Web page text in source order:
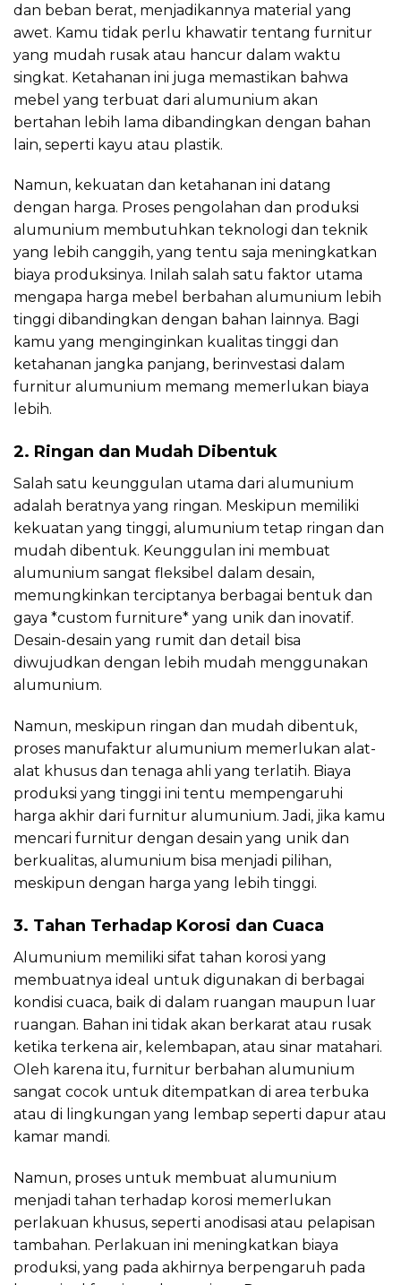
dan beban berat, menjadikannya material yang
awet. Kamu tidak perlu khawatir tentang furnitur
yang mudah rusak atau hancur dalam waktu
singkat. Ketahanan ini juga memastikan bahwa
mebel yang terbuat dari alumunium akan
bertahan lebih lama dibandingkan dengan bahan
lain, seperti kayu atau plastik.
Namun, kekuatan dan ketahanan ini datang
dengan harga. Proses pengolahan dan produksi
alumunium membutuhkan teknologi dan teknik
yang lebih canggih, yang tentu saja meningkatkan
biaya produksinya. Inilah salah satu faktor utama
mengapa harga mebel berbahan alumunium lebih
tinggi dibandingkan dengan bahan lainnya. Bagi
kamu yang menginginkan kualitas tinggi dan
ketahanan jangka panjang, berinvestasi dalam
furnitur alumunium memang memerlukan biaya
lebih.
2. Ringan dan Mudah Dibentuk
Salah satu keunggulan utama dari alumunium
adalah beratnya yang ringan. Meskipun memiliki
kekuatan yang tinggi, alumunium tetap ringan dan
mudah dibentuk. Keunggulan ini membuat
alumunium sangat fleksibel dalam desain,
memungkinkan terciptanya berbagai bentuk dan
gaya *custom furniture* yang unik dan inovatif.
Desain-desain yang rumit dan detail bisa
diwujudkan dengan lebih mudah menggunakan
alumunium.
Namun, meskipun ringan dan mudah dibentuk,
proses manufaktur alumunium memerlukan alat-
alat khusus dan tenaga ahli yang terlatih. Biaya
produksi yang tinggi ini tentu mempengaruhi
harga akhir dari furnitur alumunium. Jadi, jika kamu
mencari furnitur dengan desain yang unik dan
berkualitas, alumunium bisa menjadi pilihan,
meskipun dengan harga yang lebih tinggi.
3. Tahan Terhadap Korosi dan Cuaca
Alumunium memiliki sifat tahan korosi yang
membuatnya ideal untuk digunakan di berbagai
kondisi cuaca, baik di dalam ruangan maupun luar
ruangan. Bahan ini tidak akan berkarat atau rusak
ketika terkena air, kelembapan, atau sinar matahari.
Oleh karena itu, furnitur berbahan alumunium
sangat cocok untuk ditempatkan di area terbuka
atau di lingkungan yang lembap seperti dapur atau
kamar mandi.
Namun, proses untuk membuat alumunium
menjadi tahan terhadap korosi memerlukan
perlakuan khusus, seperti anodisasi atau pelapisan
tambahan. Perlakuan ini meningkatkan biaya
produksi, yang pada akhirnya berpengaruh pada